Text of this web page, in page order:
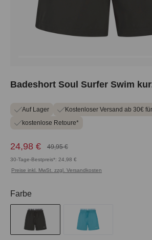
Badeshort Soul Surfer Swim
Auf Lager
Kostenloser Versand ab 30€
kostenlose Retoure*
24,98 € 49,95 €
30-Tage-Bestpreis*: 24,98 €
Preise inkl. MwSt. zzgl. Versandkosten
Farbe